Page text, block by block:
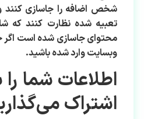
شخص اضافه را جاسازی کنند
تعبیه شده نظارت کنند که
محتوای جاسازی شده است اگر
وبسایت وارد شده باشید.
اطلاعات شما
اشتراک